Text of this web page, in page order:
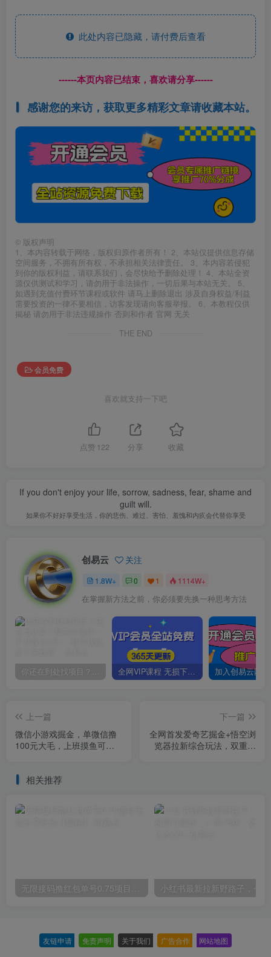
此处内容已隐藏，请付费后查看
------本页内容已结束，喜欢请分享------
感谢您的来访，获取更多精彩文章请收藏本站。
© 版权声明
1、本内容转载于网络，版权归原作者所有！ 2、本站仅提供信息存储
空间服务，不拥有所有权，不承担相关法律责任。 3、本内容若侵犯
到你的版权利益，请联系我们，会尽快给予删除处理！ 4、本站全资
源仅供测试和学习，请勿用于非法操作，一切后果与本站无关。 5、
如遇到充值付费环节课程或软件 请马上删除退出 涉及自身权益/利益
需要投资的一律不要相信，访客发现请向客服举报。 6、本教程仅供
揭秘 请勿用于非法违规操作 否则和作者 官网 无关
THE END
会员免费
喜欢就支持一下吧
点赞 122 分享 收藏
If you don't enjoy your life, sorrow, sadness, fear, shame and
guilt will.
如果你不好好享受生活，你的悲伤、难过、害怕、羞愧和内疚会代替你享受
创易云 关注
1.8W+ 0 1 1114W+
在掌握新方法之前，你必须要先换一种思考方法
你还在到处找项目？还在当韭菜？我靠卖项目一个月收入5万+，曾经我也是个失败者。 全网VIP课程 无损下载~
上一篇
微信小游戏掘金，单微信撸
100元大毛，上班摸鱼可以
下一篇
全网首发爱奇艺掘金+悟空浏
览器拉新综合玩法，双重收
相关推荐
无限接码撸红包单号0.75项目无偿分享给你【揭秘】
友链申请 免责声明 关于我们 广告合作 网站地图